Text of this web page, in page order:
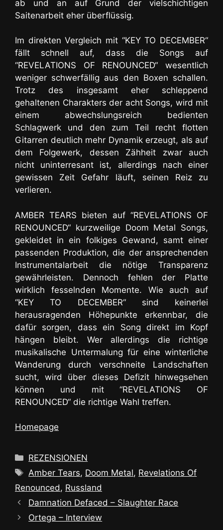
ab und an auf Grund der vielschichtigen
Saitenarbeit eher überflüssig.
Im direkten Vergleich mit “KEY TO DECEMBER“
fällt schnell auf, dass die Songs auf
“REVELATIONS OF RENOUNCED“ wesentlich
weniger schwerfällig aus den Boxen schallen.
Trotz des insgesamt eher schleppend
gehaltenen Charakters der acht Songs, wird mit
einem abwechslungsreich bedienten
Schlagwerk und den zum Teil recht flotten
Gitarren deutlich mehr Dynamik erzeugt, als auf
dem Folgewerk, dessen Zähheit zwar auch
nicht uninterresant ist, allerdings nach einer
gewissen Zeit Gefahr läuft, seinen Reiz zu
verlieren.
AMBER TEARS bieten auf “REVELATIONS OF
RENOUNCED“ kurzweilige Doom Metal Songs,
gekleidet in ein folkiges Gewand, samt einer
passenden Produktion, die der ansprechenden
Instrumentalarbeit die nötige Transparenz
gewährleisten. Dennoch fehlen der Platte
wirklich fesselnden Momente. Wie auch auf
“KEY TO DECEMBER“ sind keinerlei
herausragenden Höhepunkte erkennbar, die
dafür sorgen, dass ein Song direkt im Kopf
hängen bleibt. Wer allerdings die richtige
musikalische Untermalung für eine winterliche
Wanderung durch verschneite Landschaften
sucht, wird über dieses Defizit hinwegsehen
können und mit “REVELATIONS OF
RENOUNCED“ die richtige Wahl treffen.
Homepage
Kategorien
REZENSIONEN
Schlagwörter
Amber Tears, Doom Metal, Revelations Of
Renounced, Russland
Damnation Defaced – Slaughter Race
Ortega – Interview